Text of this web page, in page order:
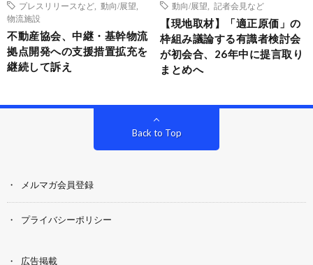
プレスリリースなど
動向/展望
物流施設
不動産協会、中継・基幹物流
拠点開発への支援措置拡充を
継続して訴え
動向/展望
記者会見など
【現地取材】「適正原価」の
枠組み議論する有識者検討会
が初会合、26年中に提言取り
まとめへ
Back to Top
メルマガ会員登録
プライバシーポリシー
広告掲載